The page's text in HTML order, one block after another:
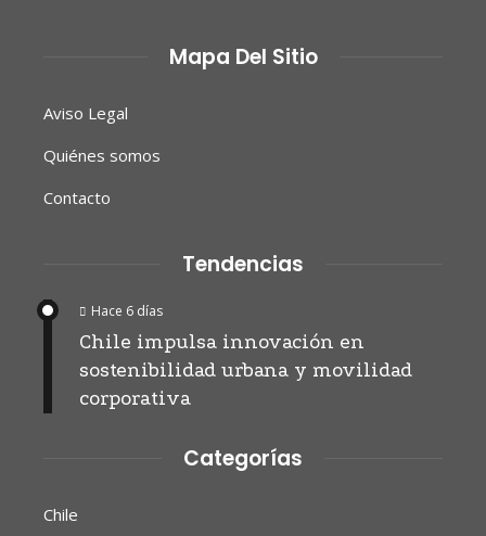
Mapa Del Sitio
Aviso Legal
Quiénes somos
Contacto
Tendencias
Hace 6 días
Chile impulsa innovación en
sostenibilidad urbana y movilidad
corporativa
Categorías
Chile